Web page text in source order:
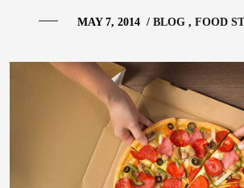
MAY 7, 2014/ BLOG FOOD